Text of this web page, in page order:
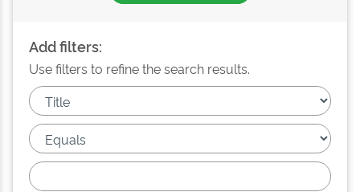
Add filters:
Use filters to refine the search results.